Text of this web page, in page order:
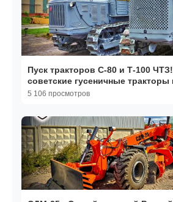
Пуск тракторов С-80 и Т-100
советские гусеничные
5 106 просмотров